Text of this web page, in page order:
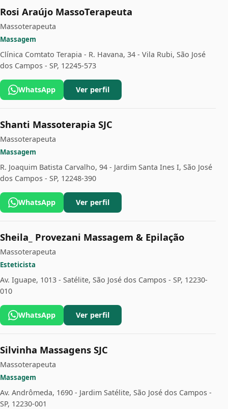
Rosi Araújo MassoTerapeuta
Massoterapeuta
Massagem
Clínica Comtato Terapia - R. Havana, 34 - Vila Rubi, São José
dos Campos - SP, 12245-573
WhatsApp Ver perfil
Shanti Massoterapia SJC
Massoterapeuta
Massagem
R. Joaquim Batista Carvalho, 94 - Jardim Santa Ines I, São José
dos Campos - SP, 12248-390
WhatsApp Ver perfil
Sheila_ Provezani Massagem & Epilação
Massoterapeuta
Esteticista
Av. Iguape, 1013 - Satélite, São José dos Campos - SP, 12230-
010
WhatsApp Ver perfil
Silvinha Massagens SJC
Massoterapeuta
Massagem
Av. Andrômeda, 1690 - Jardim Satélite, São José dos Campos -
SP, 12230-001